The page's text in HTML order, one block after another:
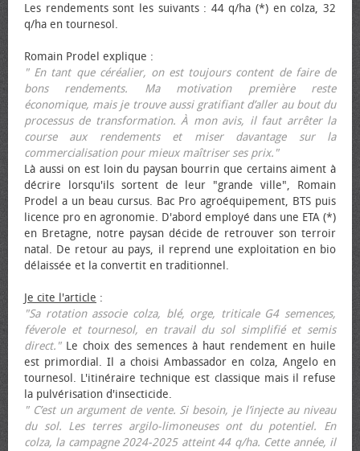
Les rendements sont les suivants : 44 q/ha (*) en colza, 32
q/ha en tournesol.
Romain Prodel explique :
" En tant que céréalier, on est toujours content de faire de
bons rendements. Ma motivation première reste
économique, mais je trouve aussi gratifiant d’aller au bout du
processus de transformation. À mon avis, il faut arrêter la
course aux rendements et miser davantage sur la
commercialisation pour mieux maîtriser ses prix."
Là aussi on est loin du paysan bourrin que certains aiment à
décrire lorsqu'ils sortent de leur "grande ville", Romain
Prodel a un beau cursus. Bac Pro agroéquipement, BTS puis
licence pro en agronomie. D'abord employé dans une ETA (*)
en Bretagne, notre paysan décide de retrouver son terroir
natal. De retour au pays, il reprend une exploitation en bio
délaissée et la convertit en traditionnel.
Je cite l'article :
"Sa rotation associe colza, blé, orge, triticale G4 semences,
féverole et tournesol, en travail du sol simplifié et semis
direct."Le choix des semences à haut rendement en huile
est primordial. Il a choisi Ambassador en colza, Angelo en
tournesol. L'itinéraire technique est classique mais il refuse
la pulvérisation d'insecticide.
" C’est un argument de vente. Si besoin, je l’injecte au niveau
du sol. Les terres argilo-limoneuses ont du potentiel. En
colza, la campagne 2024-2025 atteint 44 q/ha. Cette année, il